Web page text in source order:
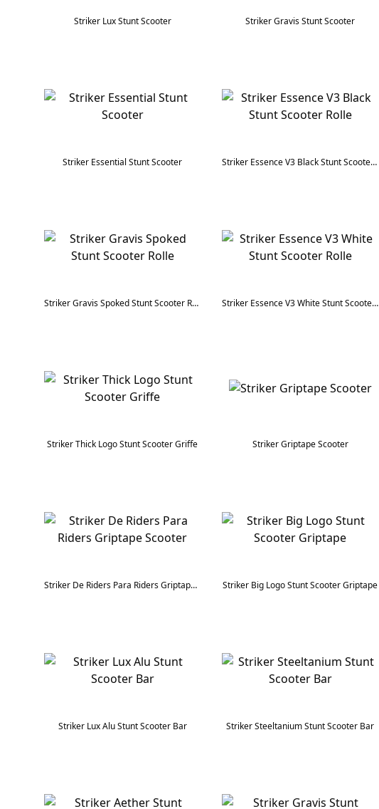
Striker Lux Stunt Scooter Striker Gravis Stunt Scooter
Striker Essential Stunt Scooter Striker Essence V3 Black Stunt Scooter Rolle
Striker Gravis Spoked Stunt Scooter Rolle Striker Essence V3 White Stunt Scooter Rolle
Striker Thick Logo Stunt Scooter Griffe Striker Griptape Scooter
Striker De Riders Para Riders Griptape Scooter Striker Big Logo Stunt Scooter Griptape
Striker Lux Alu Stunt Scooter Bar Striker Steeltanium Stunt Scooter Bar